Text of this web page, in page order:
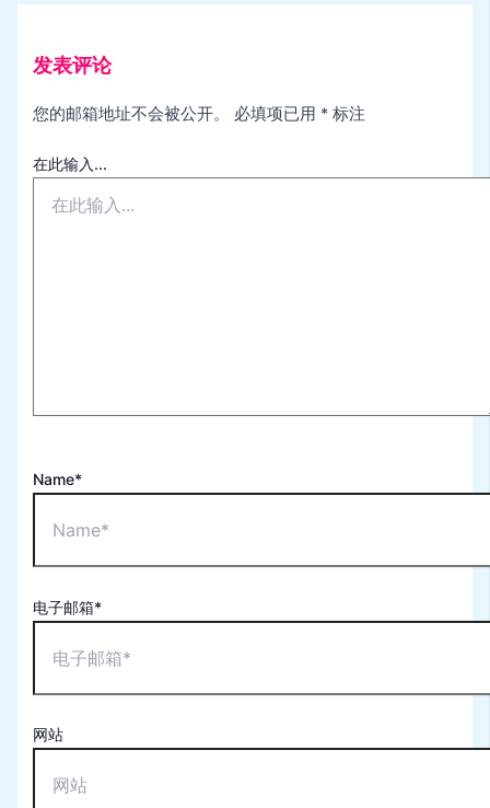
发表评论
您的邮箱地址不会被公开。 必填项已用 * 标注
在此输入...
Name*
电子邮箱*
网站